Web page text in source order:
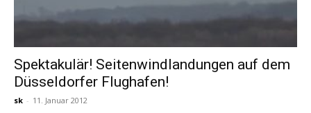
Spektakulär! Seitenwindlandungen auf dem
Düsseldorfer Flughafen!
sk - 11. Januar 2012